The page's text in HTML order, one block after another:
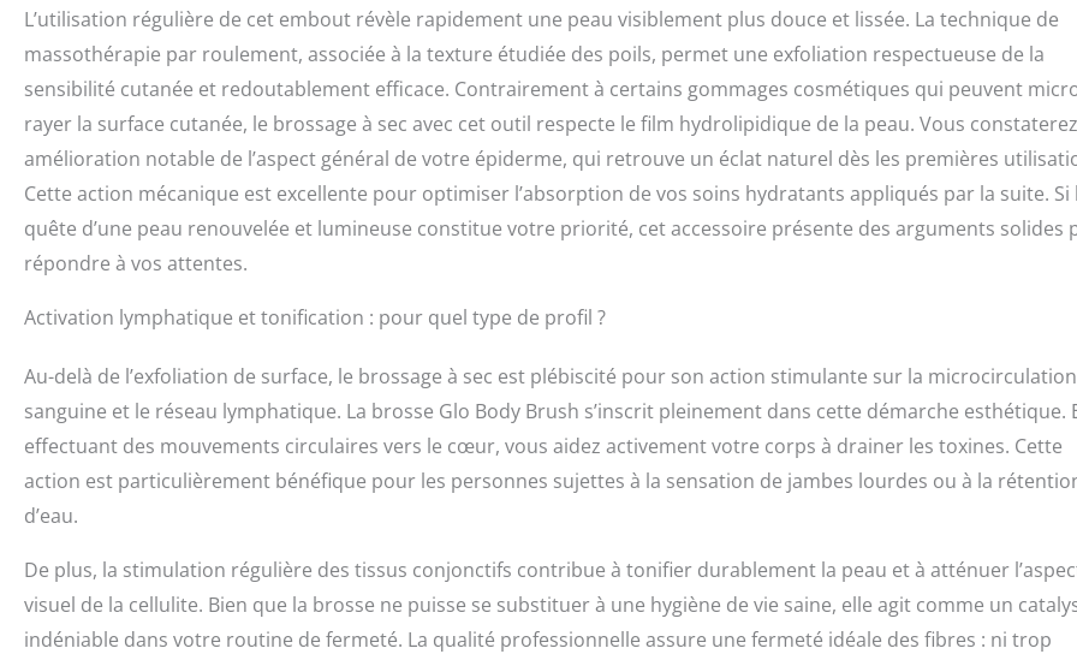
L’utilisation régulière de cet embout révèle rapidement une peau visiblement plus douce et lissée. La technique de
massothérapie par roulement, associée à la texture étudiée des poils, permet une exfoliation respectueuse de la
sensibilité cutanée et redoutablement efficace. Contrairement à certains gommages cosmétiques qui peuvent
rayer la surface cutanée, le brossage à sec avec cet outil respecte le film hydrolipidique de la peau. Vous
amélioration notable de l’aspect général de votre épiderme, qui retrouve un éclat naturel dès les premières
Cette action mécanique est excellente pour optimiser l’absorption de vos soins hydratants appliqués par la suite. Si
quête d’une peau renouvelée et lumineuse constitue votre priorité, cet accessoire présente des arguments solides
répondre à vos attentes.
Activation lymphatique et tonification : pour quel type de profil ?
Au-delà de l’exfoliation de surface, le brossage à sec est plébiscité pour son action stimulante sur la microcirculation
sanguine et le réseau lymphatique. La brosse Glo Body Brush s’inscrit pleinement dans cette démarche esthétique.
effectuant des mouvements circulaires vers le cœur, vous aidez activement votre corps à drainer les toxines. Cette
action est particulièrement bénéfique pour les personnes sujettes à la sensation de jambes lourdes ou à la
d’eau.
De plus, la stimulation régulière des tissus conjonctifs contribue à tonifier durablement la peau et à atténuer
visuel de la cellulite. Bien que la brosse ne puisse se substituer à une hygiène de vie saine, elle agit comme un
indéniable dans votre routine de fermeté. La qualité professionnelle assure une fermeté idéale des fibres : ni trop